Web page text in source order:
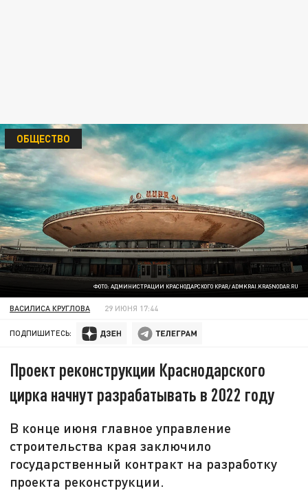
ФОТО: АДМИНИСТРАЦИИ КРАСНОДАРСКОГО КРАЯ/ ADMKRAI.KRASNODAR.RU
ОБЩЕСТВО
ВАСИЛИСА КРУГЛОВА 29 ИЮНЯ 17:44
ПОДПИШИТЕСЬ:
Проект реконструкции Краснодарского
цирка начнут разрабатывать в 2022 году
В конце июня главное управление
строительства края заключило
государственный контракт на разработку
проекта реконструкции.